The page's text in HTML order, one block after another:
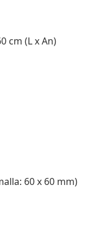
cm (L x An)
60 x 60 mm)